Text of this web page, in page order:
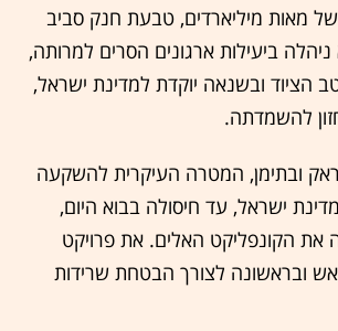
מאות מיליארדים, טבעת חנק סביב
ביעילות ארגונים הסרים למרותה,
הציוד ובשנאה יוקדת למדינת ישראל,
להשמדתה.
ובתימן, המטרה העיקרית להשקעה
ישראל, עד חיסולה בבוא היום,
את הקונפליקט האלים. את פרויקט
ובראשונה לצורך הבטחת שרידות